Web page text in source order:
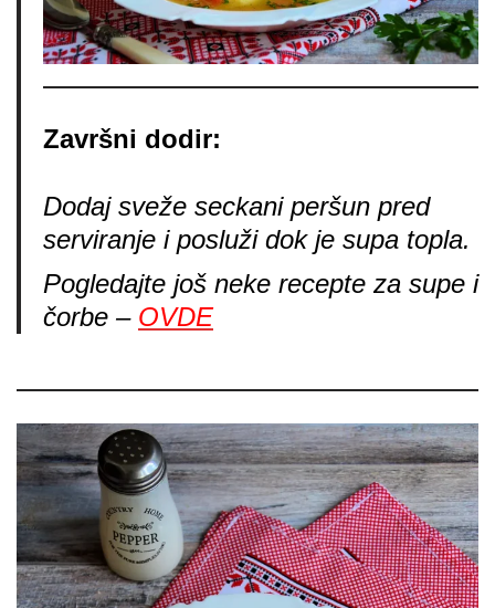
Završni dodir:
Dodaj sveže seckani peršun pred
serviranje i posluži dok je supa topla.
Pogledajte još neke recepte za supe i
čorbe – OVDE